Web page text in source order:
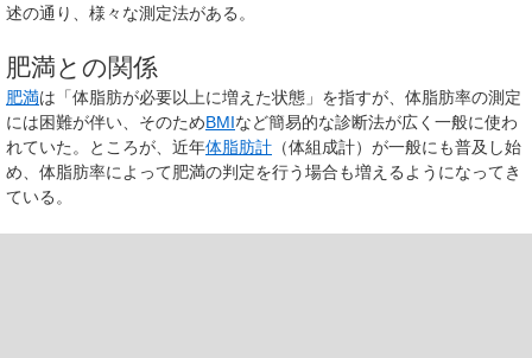
述の通り、様々な測定法がある。
肥満との関係
肥満は「体脂肪が必要以上に増えた状態」を指すが、体脂肪率の測定
には困難が伴い、そのためBMIなど簡易的な診断法が広く一般に使わ
れていた。ところが、近年体脂肪計 （体組成計）が一般にも普及し始
め、体脂肪率によって肥満の判定を行う場合も増えるようになってき
ている。